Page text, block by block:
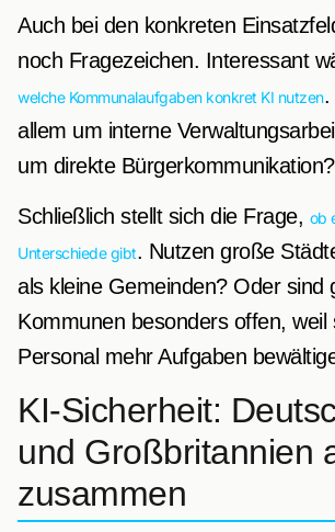
Auch bei den konkreten
noch Fragezeichen. Interessant
welche Kommunalaufgaben konkret KI nutzen.
allem um interne
um direkte Bürgerkommunikation?
Schließlich stellt sich die Frage, ob
Unterschiede gibt. Nutzen große
als kleine Gemeinden? Oder sind
Kommunen besonders offen, weil
Personal mehr Aufgaben
KI-Sicherheit:
und Großbritannien
zusammen